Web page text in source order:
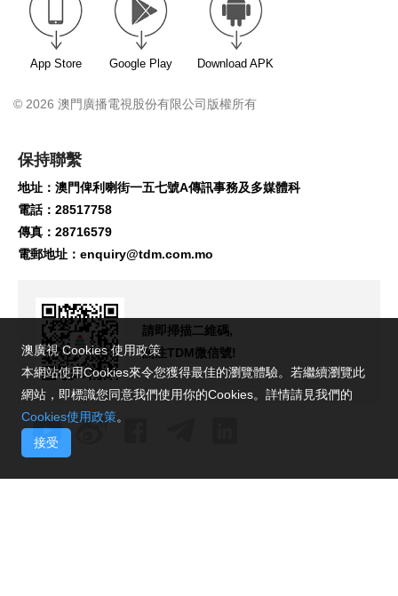
App Store Google Play Download APK
© 2026 澳門廣播電視股份有限公司版權所有
保持聯繫
地址：澳門俾利喇街一五七號A傳訊事務及多媒體科
電話：28517758
傳真：28716579
電郵地址： enquiry@tdm.com.mo
請即掃描二維碼,
關注TDM微信號!
澳廣視 Cookies 使用政策
本網站使用Cookies來令您獲得最佳的瀏覽體驗。若繼續瀏覽此
網站，即標識您同意我們使用你的Cookies。詳情請見我們的
Cookies使用政策。
接受